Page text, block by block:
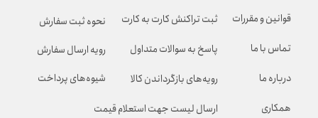
نحوه ثبت سفارش
رویه ارسال سفارش
شیوه‌های پرداخت
ثبت تراکنش کارت به کارت
پاسخ به سوالات متداول
رویه‌های بازگرداندن کالا
ارسال لیست جهت استعلام قیمت
قوانین و مقررات
تماس با ما
درباره ما
همکاری